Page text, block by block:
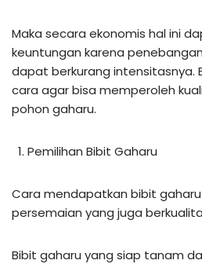
Maka secara ekonomis hal ini
keuntungan karena
dapat berkurang intensitasnya.
cara agar bisa memperoleh
pohon gaharu.
Pemilihan Bibit Gaharu
Cara mendapatkan bibit
persemaian yang juga
Bibit gaharu yang siap tanam